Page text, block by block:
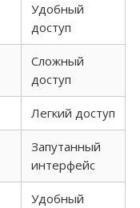
Удобный
доступ
Сложный
доступ
Легкий доступ
Запутанный
интерфейс
Удобный